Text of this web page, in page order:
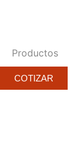
Productos
COTIZAR